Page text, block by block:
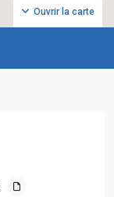
Ouvrir la carte